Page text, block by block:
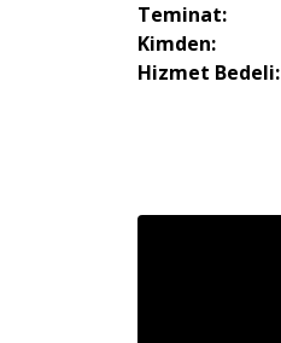
Teminat:
Kimden:
Hizmet Bedeli: